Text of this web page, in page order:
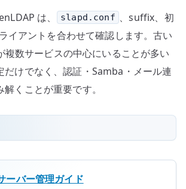
は、 slapd.conf 、suffix、初
イアントを合わせて確認します。古い
複数サービスの中心にいることが多い
だけでなく、認証・Samba・メール連
くことが重要です。
ーバー管理ガイド